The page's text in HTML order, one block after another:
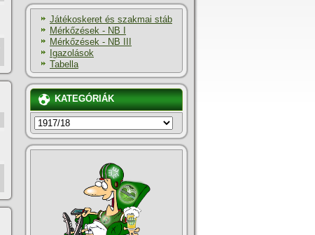
Játékoskeret és szakmai stáb
Mérkőzések - NB I
Mérkőzések - NB III
Igazolások
Tabella
KATEGÓRIÁK
KATEGÓRIÁK